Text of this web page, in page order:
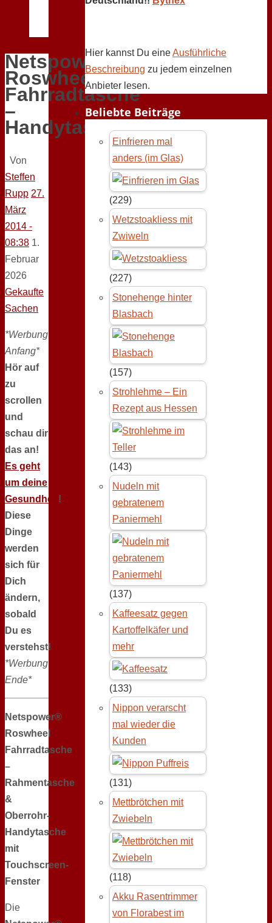
Netspower®
Roswheel
Fahrradtasche
–
Handytasche
Von
Steffen
Rupp 27.
März
2014 -
08:38 1.
Februar
2026
Gekaufte
Sachen
*Werbung
Anfang*
Hör auf
zu
scrollen
und
schau dir
das an!
Es geht
um deine
Gesundheit !
Diese
Dinge
werden
sich für
Dich
ändern,
sobald
Du es
verstehst!
*Werbung
Ende*
Netspower®
Roswheel
Fahrradtasche
–
Rahmentasche
&
Oberrohr-
Handytasche
mit
Touchscreen-
Fenster
Die
Hier kannst Du eineAusführliche
Beschreibung zu jedem einzelnen
Anbieter lesen.
Beliebte Beiträge
Einfrieren mal
anders (im Glas)
(229)
Wetzstoakliess mit
Zwiweln
(227)
Stonehenge hinter
Blasbach
(157)
Strohlehme – Ein
Rezept aus Hessen
(143)
Nudeln mit
gebratenem
Paniermehl
(137)
Kaffeesatz gegen
Kartoffelkäfer und
mehr
(133)
Nippon verarscht
mal wieder die
Kunden
(131)
Mettbrötchen mit
Zwiebeln
(118)
Akku Rasentrimmer
von Florabest im